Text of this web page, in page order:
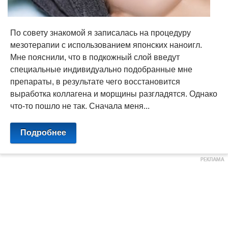
По совету знакомой я записалась на процедуру
мезотерапии с использованием японских наноигл.
Мне пояснили, что в подкожный слой введут
специальные индивидуально подобранные мне
препараты, в результате чего восстановится
выработка коллагена и морщины разгладятся. Однако
что-то пошло не так. Сначала меня...
Подробнее